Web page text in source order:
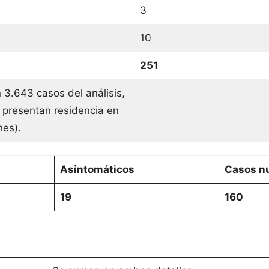
3
10
251
3.643 casos del análisis,
residencia en
Asintomáticos Casos
19 160